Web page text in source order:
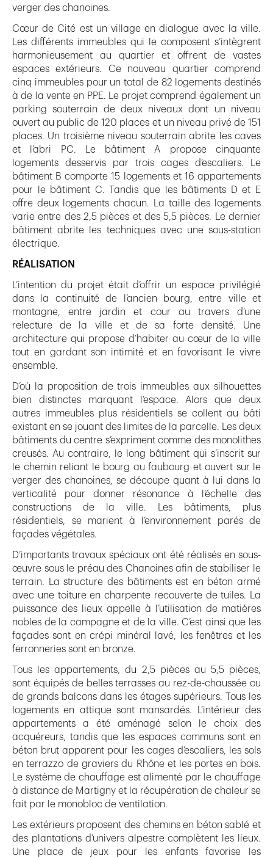
verger des chanoines.
Cœur de Cité est un village en dialogue avec la ville.
Les différents immeubles qui le composent s’intègrent
harmonieusement au quartier et offrent de vastes
espaces extérieurs. Ce nouveau quartier comprend
cinq immeubles pour un total de 82 logements destinés
à de la vente en PPE. Le projet comprend également un
parking souterrain de deux niveaux dont un niveau
ouvert au public de 120 places et un niveau privé de 151
places. Un troisième niveau souterrain abrite les caves
et l’abri PC. Le bâtiment A propose cinquante
logements desservis par trois cages d’escaliers. Le
bâtiment B comporte 15 logements et 16 appartements
pour le bâtiment C. Tandis que les bâtiments D et E
offre deux logements chacun. La taille des logements
varie entre des 2,5 pièces et des 5,5 pièces. Le dernier
bâtiment abrite les techniques avec une sous-station
électrique.
RÉALISATION
L’intention du projet était d’offrir un espace privilégié
dans la continuité de l’ancien bourg, entre ville et
montagne, entre jardin et cour au travers d’une
relecture de la ville et de sa forte densité. Une
architecture qui propose d’habiter au cœur de la ville
tout en gardant son intimité et en favorisant le vivre
ensemble.
D’où la proposition de trois immeubles aux silhouettes
bien distinctes marquant l’espace. Alors que deux
autres immeubles plus résidentiels se collent au bâti
existant en se jouant des limites de la parcelle. Les deux
bâtiments du centre s’expriment comme des monolithes
creusés. Au contraire, le long bâtiment qui s’inscrit sur
le chemin reliant le bourg au faubourg et ouvert sur le
verger des chanoines, se découpe quant à lui dans la
verticalité pour donner résonance à l’échelle des
constructions de la ville. Les bâtiments, plus
résidentiels, se marient à l’environnement parés de
façades végétales.
D’importants travaux spéciaux ont été réalisés en sous-
œuvre sous le préau des Chanoines afin de stabiliser le
terrain. La structure des bâtiments est en béton armé
avec une toiture en charpente recouverte de tuiles. La
puissance des lieux appelle à l’utilisation de matières
nobles de la campagne et de la ville. C’est ainsi que les
façades sont en crépi minéral lavé, les fenêtres et les
ferronneries sont en bronze.
Tous les appartements, du 2,5 pièces au 5,5 pièces,
sont équipés de belles terrasses au rez-de-chaussée ou
de grands balcons dans les étages supérieurs. Tous les
logements en attique sont mansardés. L’intérieur des
appartements a été aménagé selon le choix des
acquéreurs, tandis que les espaces communs sont en
béton brut apparent pour les cages d’escaliers, les sols
en terrazzo de graviers du Rhône et les portes en bois.
Le système de chauffage est alimenté par le chauffage
à distance de Martigny et la récupération de chaleur se
fait par le monobloc de ventilation.
Les extérieurs proposent des chemins en béton sablé et
des plantations d’univers alpestre complètent les lieux.
Une place de jeux pour les enfants favorise les